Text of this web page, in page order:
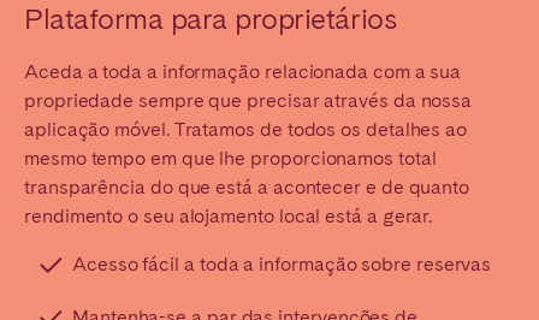
Plataforma para proprietários
Aceda a toda a informação relacionada com a sua
propriedade sempre que precisar através da nossa
aplicação móvel. Tratamos de todos os detalhes ao
mesmo tempo em que lhe proporcionamos total
transparência do que está a acontecer e de quanto
rendimento o seu alojamento local está a gerar.
Acesso fácil a toda a informação sobre reservas